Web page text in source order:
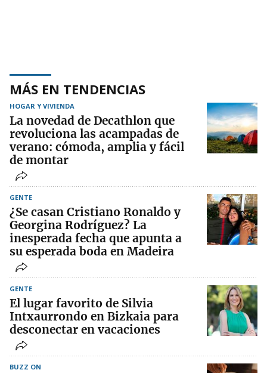
MÁS EN TENDENCIAS
HOGAR Y VIVIENDA
La novedad de Decathlon que
revoluciona las acampadas de
verano: cómoda, amplia y fácil
de montar
GENTE
¿Se casan Cristiano Ronaldo y
Georgina Rodríguez? La
inesperada fecha que apunta a
su esperada boda en Madeira
GENTE
El lugar favorito de Silvia
Intxaurrondo en Bizkaia para
desconectar en vacaciones
BUZZ ON